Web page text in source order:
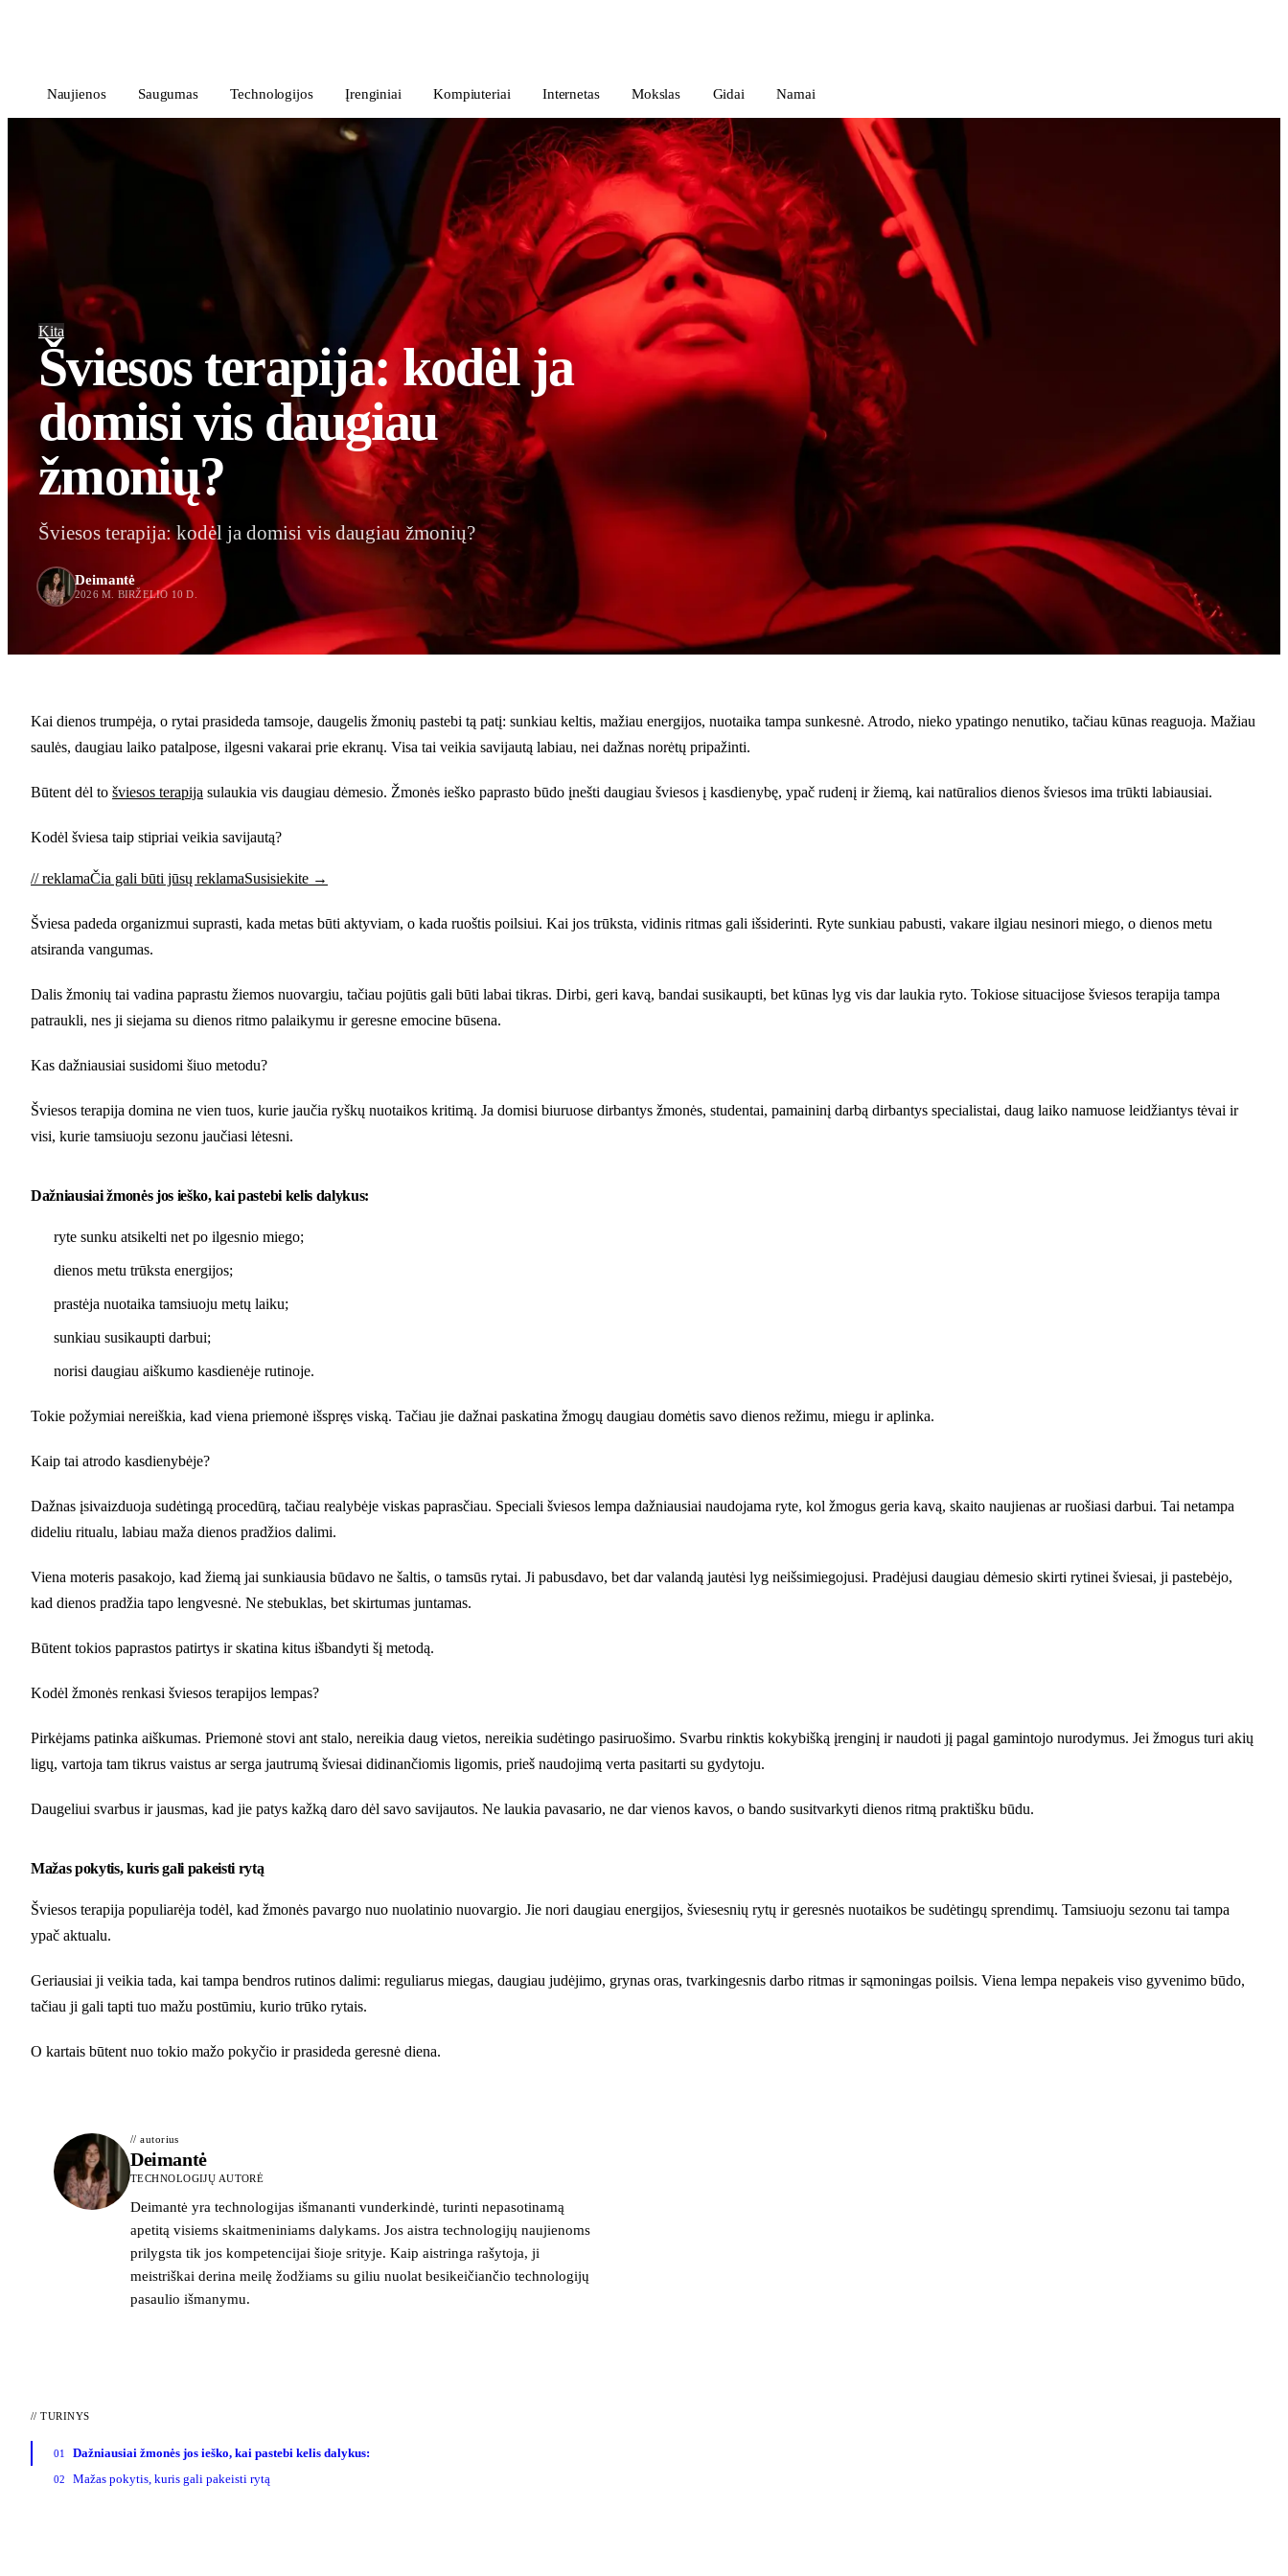
Naujienos Saugumas Technologijos Įrenginiai Kompiuteriai Internetas Mokslas Gidai Namai
Kita
Šviesos terapija: kodėl ja
domisi vis daugiau
žmonių?
Šviesos terapija: kodėl ja domisi vis daugiau žmonių?
Deimantė
2026 M. BIRŽELIO 10 D.
Kai dienos trumpėja, o rytai prasideda tamsoje, daugelis žmonių pastebi tą patį: sunkiau keltis, mažiau energijos, nuotaika tampa sunkesnė. Atrodo, nieko ypatingo nenutiko, tačiau kūnas reaguoja. Mažiau
saulės, daugiau laiko patalpose, ilgesni vakarai prie ekranų. Visa tai veikia savijautą labiau, nei dažnas norėtų pripažinti.
Būtent dėl to šviesos terapija sulaukia vis daugiau dėmesio. Žmonės ieško paprasto būdo įnešti daugiau šviesos į kasdienybę, ypač rudenį ir žiemą, kai natūralios dienos šviesos ima trūkti labiausiai.
Kodėl šviesa taip stipriai veikia savijautą?
// reklamaČia gali būti jūsų reklamaSusisiekite →
Šviesa padeda organizmui suprasti, kada metas būti aktyviam, o kada ruoštis poilsiui. Kai jos trūksta, vidinis ritmas gali išsiderinti. Ryte sunkiau pabusti, vakare ilgiau nesinori miego, o dienos metu
atsiranda vangumas.
Dalis žmonių tai vadina paprastu žiemos nuovargiu, tačiau pojūtis gali būti labai tikras. Dirbi, geri kavą, bandai susikaupti, bet kūnas lyg vis dar laukia ryto. Tokiose situacijose šviesos terapija tampa
patraukli, nes ji siejama su dienos ritmo palaikymu ir geresne emocine būsena.
Kas dažniausiai susidomi šiuo metodu?
Šviesos terapija domina ne vien tuos, kurie jaučia ryškų nuotaikos kritimą. Ja domisi biuruose dirbantys žmonės, studentai, pamaininį darbą dirbantys specialistai, daug laiko namuose leidžiantys tėvai ir
visi, kurie tamsiuoju sezonu jaučiasi lėtesni.
Dažniausiai žmonės jos ieško, kai pastebi kelis dalykus:
ryte sunku atsikelti net po ilgesnio miego;
dienos metu trūksta energijos;
prastėja nuotaika tamsiuoju metų laiku;
sunkiau susikaupti darbui;
norisi daugiau aiškumo kasdienėje rutinoje.
Tokie požymiai nereiškia, kad viena priemonė išspręs viską. Tačiau jie dažnai paskatina žmogų daugiau domėtis savo dienos režimu, miegu ir aplinka.
Kaip tai atrodo kasdienybėje?
Dažnas įsivaizduoja sudėtingą procedūrą, tačiau realybėje viskas paprasčiau. Speciali šviesos lempa dažniausiai naudojama ryte, kol žmogus geria kavą, skaito naujienas ar ruošiasi darbui. Tai netampa
dideliu ritualu, labiau maža dienos pradžios dalimi.
Viena moteris pasakojo, kad žiemą jai sunkiausia būdavo ne šaltis, o tamsūs rytai. Ji pabusdavo, bet dar valandą jautėsi lyg neišsimiegojusi. Pradėjusi daugiau dėmesio skirti rytinei šviesai, ji pastebėjo,
kad dienos pradžia tapo lengvesnė. Ne stebuklas, bet skirtumas juntamas.
Būtent tokios paprastos patirtys ir skatina kitus išbandyti šį metodą.
Kodėl žmonės renkasi šviesos terapijos lempas?
Pirkėjams patinka aiškumas. Priemonė stovi ant stalo, nereikia daug vietos, nereikia sudėtingo pasiruošimo. Svarbu rinktis kokybišką įrenginį ir naudoti jį pagal gamintojo nurodymus. Jei žmogus turi akių
ligų, vartoja tam tikrus vaistus ar serga jautrumą šviesai didinančiomis ligomis, prieš naudojimą verta pasitarti su gydytoju.
Daugeliui svarbus ir jausmas, kad jie patys kažką daro dėl savo savijautos. Ne laukia pavasario, ne dar vienos kavos, o bando susitvarkyti dienos ritmą praktišku būdu.
Mažas pokytis, kuris gali pakeisti rytą
Šviesos terapija populiarėja todėl, kad žmonės pavargo nuo nuolatinio nuovargio. Jie nori daugiau energijos, šviesesnių rytų ir geresnės nuotaikos be sudėtingų sprendimų. Tamsiuoju sezonu tai tampa
ypač aktualu.
Geriausiai ji veikia tada, kai tampa bendros rutinos dalimi: reguliarus miegas, daugiau judėjimo, grynas oras, tvarkingesnis darbo ritmas ir sąmoningas poilsis. Viena lempa nepakeis viso gyvenimo būdo,
tačiau ji gali tapti tuo mažu postūmiu, kurio trūko rytais.
O kartais būtent nuo tokio mažo pokyčio ir prasideda geresnė diena.
// autorius
Deimantė
TECHNOLOGIJŲ AUTORĖ
Deimantė yra technologijas išmananti vunderkindė, turinti nepasotinamą
apetitą visiems skaitmeniniams dalykams. Jos aistra technologijų naujienoms
prilygsta tik jos kompetencijai šioje srityje. Kaip aistringa rašytoja, ji
meistriškai derina meilę žodžiams su giliu nuolat besikeičiančio technologijų
pasaulio išmanymu.
// TURINYS
01 Dažniausiai žmonės jos ieško, kai pastebi kelis dalykus:
02 Mažas pokytis, kuris gali pakeisti rytą